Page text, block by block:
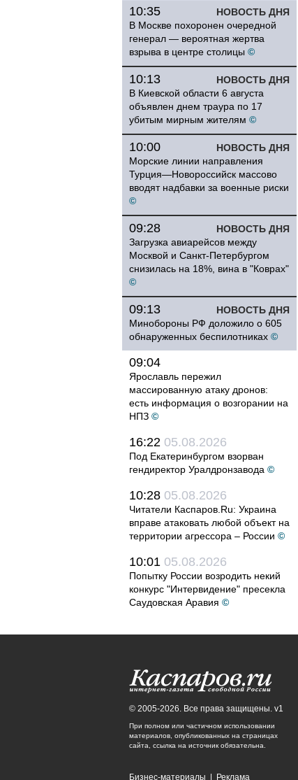
НОВОСТЬ ДНЯ
10:35
В Москве похоронен очередной
генерал — вероятная жертва
взрыва в центре столицы ©
НОВОСТЬ ДНЯ
10:13
В Киевской области 6 августа
объявлен днем траура по 17
убитым мирным жителям ©
НОВОСТЬ ДНЯ
10:00
Морские линии направления
Турция—Новороссийск массово
вводят надбавки за военные риски
©
НОВОСТЬ ДНЯ
09:28
Загрузка авиарейсов между
Москвой и Санкт-Петербургом
снизилась на 18%, вина в "Коврах"
©
НОВОСТЬ ДНЯ
09:13
Минобороны РФ доложило о 605
обнаруженных беспилотниках ©
09:04
Ярославль пережил
массированную атаку дронов:
есть информация о возгорании на
НПЗ ©
16:22 05.08.2026
Под Екатеринбургом взорван
гендиректор Уралдронзавода ©
10:28 05.08.2026
Читатели Каспаров.Ru: Украина
вправе атаковать любой объект на
территории агрессора – России ©
10:01 05.08.2026
Попытку России возродить некий
конкурс "Интервидение" пресекла
Саудовская Аравия ©
© 2005-2026. Все права защищены. v1
При полном или частичном использовании
материалов, опубликованных на страницах
сайта, ссылка на источник обязательна.
Бизнес-материалы Реклама